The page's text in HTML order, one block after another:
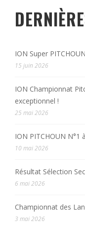
ION Super
15 juin 2026
ION Championnat
exceptionnel !
25 mai 2026
ION PITCHOUN N°1
10 mai 2026
Résultat Sélection
6 mai 2026
Championnat des
3 mai 2026